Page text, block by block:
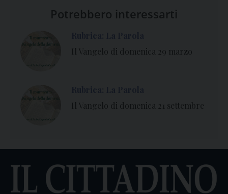
Potrebbero interessarti
Il Vangelo di domenica 29 marzo
Il Vangelo di domenica 21 settembre